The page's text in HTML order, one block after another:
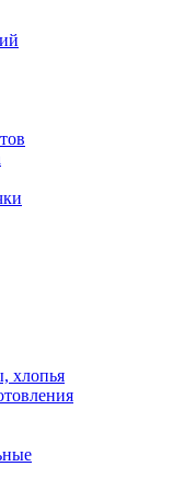
хлопья